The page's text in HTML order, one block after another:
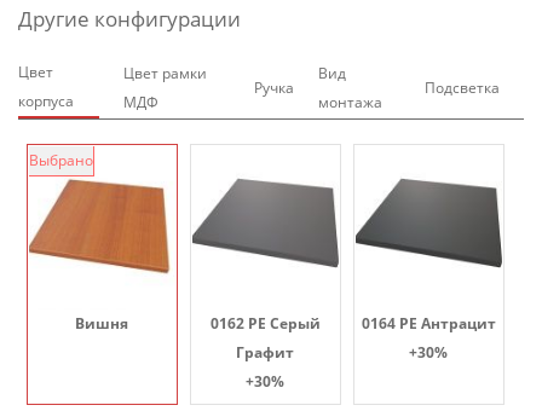
Другие конфигурации
Цвет
корпуса
Цвет рамки
МДФ
Ручка
Вид
монтажа
Подсветка
Вишня
Выбрано
0162 PE Серый
Графит
+30%
0164 PE Антрацит
+30%